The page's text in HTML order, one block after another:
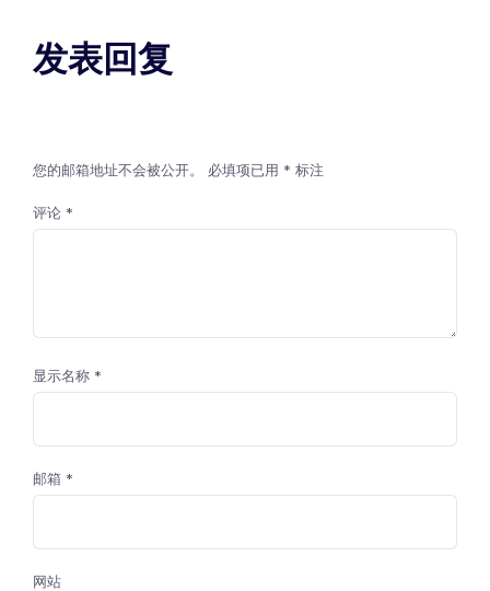
发表回复
您的邮箱地址不会被公开。 必填项已用 * 标注
评论 *
显示名称 *
邮箱 *
网站